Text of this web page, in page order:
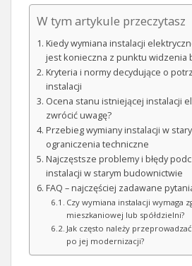
W tym artykule przeczytasz
Kiedy wymiana instalacji
jest konieczna z punktu widzenia
Kryteria i normy decydujące o
instalacji
Ocena stanu istniejącej instalacji
zwrócić uwagę?
Przebieg wymiany instalacji w
ograniczenia techniczne
Najczęstsze problemy i błędy
instalacji w starym budownictwie
FAQ – najczęściej zadawane
Czy wymiana instalacji wymaga
mieszkaniowej lub spółdzielni?
Jak często należy
po jej modernizacji?